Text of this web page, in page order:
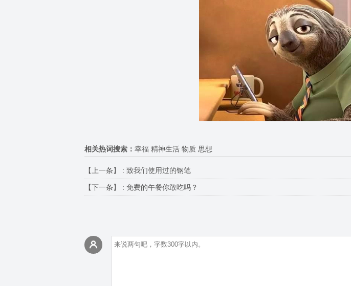
相关热词搜索：幸福 精神生活 物质 思想
【上一条】 :致我们使用过的钢笔
【下一条】 :免费的午餐你敢吃吗？